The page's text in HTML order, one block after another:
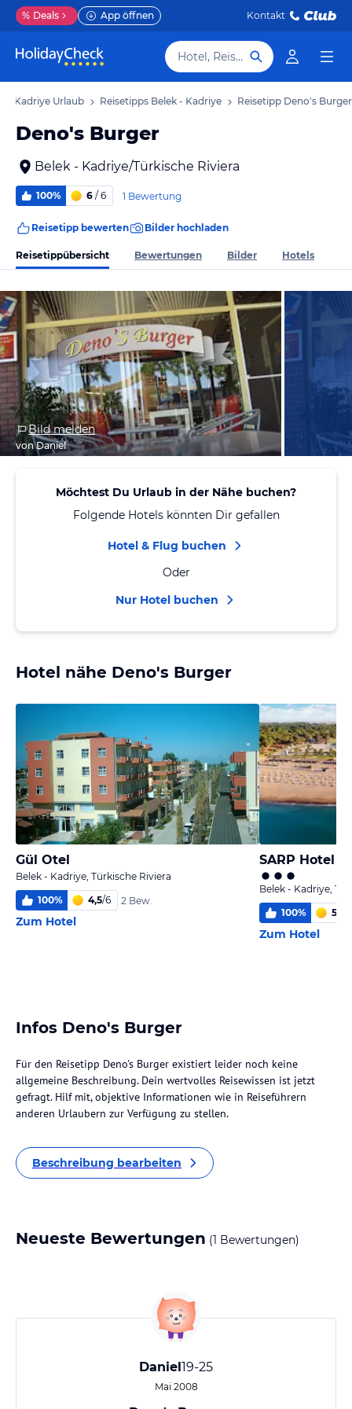
% Deals App öffnen Kontakt
Hotel, Reiseziel
- Kadriye Urlaub Reisetipps Belek - Kadriye Reisetipp Deno's Burger
Deno's Burger
Belek - Kadriye/Türkische Riviera
100% 6 / 6 1 Bewertung
Reisetipp bewerten Bilder hochladen
Reisetippübersicht Bewertungen Bilder Hotels
Bild melden
von Daniel
Möchtest Du Urlaub in der Nähe buchen?
Folgende Hotels könnten Dir gefallen
Hotel & Flug buchen
Oder
Nur Hotel buchen
Hotel nähe Deno's Burger
Gül Otel
Belek - Kadriye, Türkische Riviera
100% 4,5/6 2 Bew.
Zum Hotel
SARP Hotel
Belek - Kadriye,
100% 5,3
Zum Hotel
Infos Deno's Burger
Für den Reisetipp Deno's Burger existiert leider noch keine
allgemeine Beschreibung. Dein wertvolles Reisewissen ist jetzt
gefragt. Hilf mit, objektive Informationen wie in Reiseführern
anderen Urlaubern zur Verfügung zu stellen.
Beschreibung bearbeiten
Neueste Bewertungen (1 Bewertungen)
Daniel19-25
Mai 2008